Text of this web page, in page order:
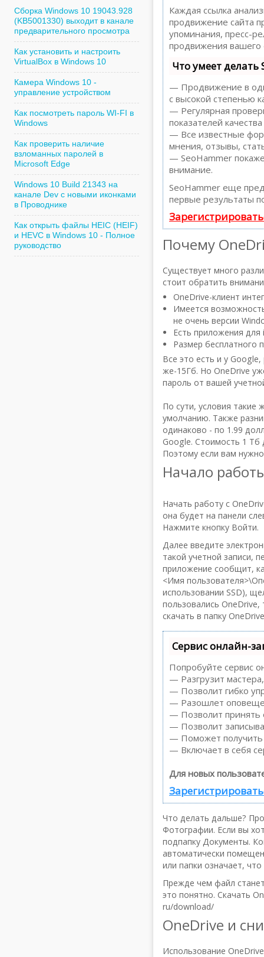
Каждая ссылка
продвижение сайта
упоминания, пресс-
продвижения вашего
Что умеет делать
— Продвижение в
с высокой степенью
— Регулярная
показателей
— Все известные
мнения, отзывы,
— SeoHammer
внимание.
SeoHammer еще
первые результаты
Почему
Существует много
стоит обратить
OneDrive-клиент
Имеется
не очень версии
Есть приложения для
Размер бесплатного
Все это есть и у
же-15Гб. Но OneDrive
пароль от вашей
По сути, условия такие
умолчанию. Также
одинаково - по 1.99
Google. Стоимость 1 Тб
Поэтому если вам
Начало
Начать работу с
она будет на панели
Нажмите кнопку Войти.
Далее введите
такой учетной записи,
приложение сообщит,
<Имя
использовании SSD),
пользовались
скачать в папку
Сервис онлайн-
Попробуйте сервис
— Разгрузит
— Позволит гибко
— Разошлет
— Позволит принять
— Позволит
— Поможет получить
— Включает в себя
Для новых
Что делать дальше?
Фотографии. Если вы
подпапку Документы.
автоматически
или папки означает,
Прежде чем файл
это понятно. Скачать
ru/download/
OneDrive и
Использование
Сборка Windows 10 19043.928
(KB5001330) выходит в канале
предварительного просмотра
Как установить и настроить
VirtualBox в Windows 10
Камера Windows 10 -
управление устройством
Как посмотреть пароль WI-FI в
Windows
Как проверить наличие
взломанных паролей в
Microsoft Edge
Windows 10 Build 21343 на
канале Dev с новыми иконками
в Проводнике
Как открыть файлы HEIC (HEIF)
и HEVC в Windows 10 - Полное
руководство